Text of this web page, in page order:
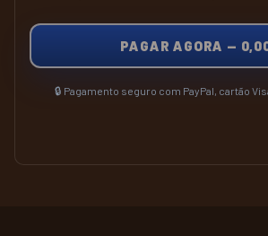
PAGAR AGORA —
🔒 Pagamento seguro com PayPal, cartão